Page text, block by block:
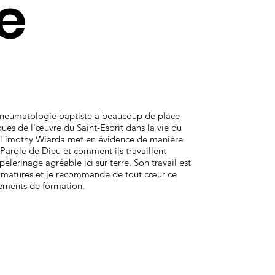
baptiste a beaucoup de place
de l'œuvre du Saint-Esprit dans la vie du
Wiarda met en évidence de manière
de Dieu et comment ils travaillent
agréable ici sur terre. Son travail est
et je recommande de tout cœur ce
de formation.